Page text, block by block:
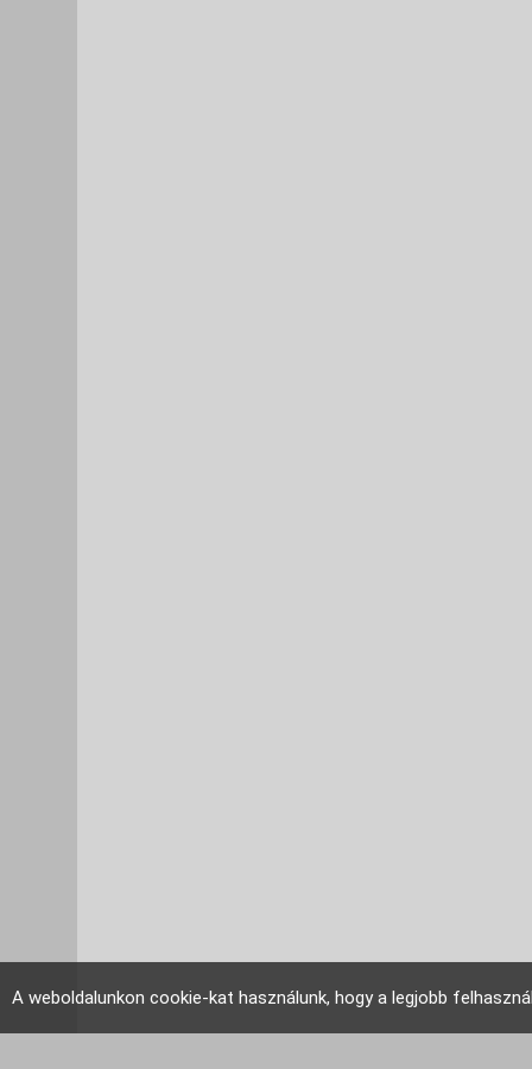
A weboldalunkon cookie-kat használunk, hogy a legjobb